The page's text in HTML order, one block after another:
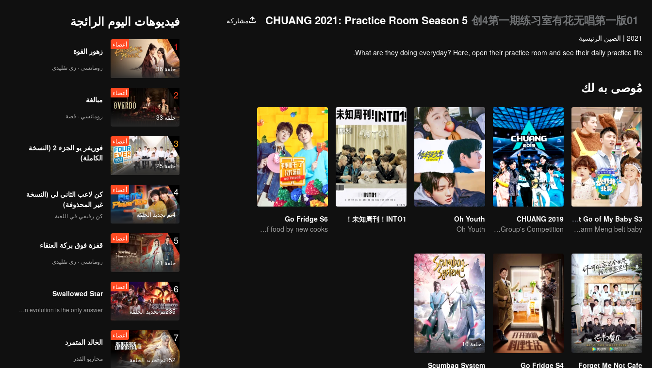
传-841767546752
أعضاء
创4第六期练习室有花无
唱第一版06
أعضاء
介质id上
传-844875484280
أعضاء
介质id上
传-846156971424
CHUANG 2021: Practice Room Season 5 创4第一期练习室有花无唱第一版01
مشاركة
2021
| الصين الرئيسية
What are they doing everyday? Here, open their practice room and see their daily practice life.
مُوصى به لك
Let Go of My Baby S3
Chen Xuedong, Johnny Huang and Jackson Wang warm Meng belt baby
CHUANG 2019
China Top Men Group's Competition
Oh Youth
Oh Youth
未知周刊！INTO1！
Go Fridge S6
Let's start the recreation of food by new cooks!
Forget Me Not Cafe
Go Fridge S4
حلقة 10
Scumbag System
فيديوهات اليوم الرائجة
1
حلقة 36
أعضاء
زهور القوة
رومانسي · زي تقليدي
2
حلقة 33
أعضاء
مبالغة
رومانسي · قصة
3
حلقة 25
أعضاء
فوريفر يو الجزء 2 (النسخة
الكاملة)
4
4تم تجديد الحلقة
أعضاء
كن لاعب الثاني لي (النسخة
غير المحذوفة)
كن رفيقي في اللعبة
5
حلقة 21
أعضاء
قفزة فوق بركة العنقاء
رومانسي · زي تقليدي
6
235تم تجديد الحلقة
أعضاء
Swallowed Star
Human evolution is the only answer.
7
152تم تجديد الحلقة
أعضاء
الخالد المتمرد
محاربو القدر